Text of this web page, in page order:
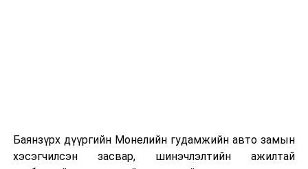
болон дулааны эрчим хүч үйлдвэрлэхэд ашиглаж
болдог. Зарим технологийн хувьд шаталтын дараа
Баянзүрх дүүргийн Монелийн гудамжийн авто замын
хэсэгчилсэн засвар, шинэчлэлтийн ажилтай